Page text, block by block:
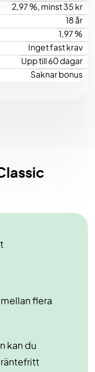
2,97 %, minst 35 kr
18 år
1,97 %
Inget fast krav
Upp till 60 dagar
Saknar bonus
flera
kan du
räntefritt